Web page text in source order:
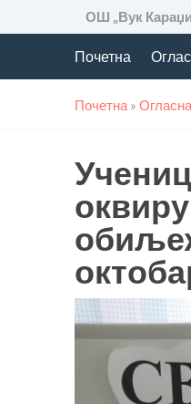
ОШ „Вук
Почетна
Почетна »